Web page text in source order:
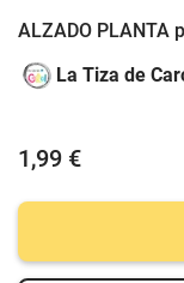
ALZADO PLANTA
La Tiza de
1,99 €